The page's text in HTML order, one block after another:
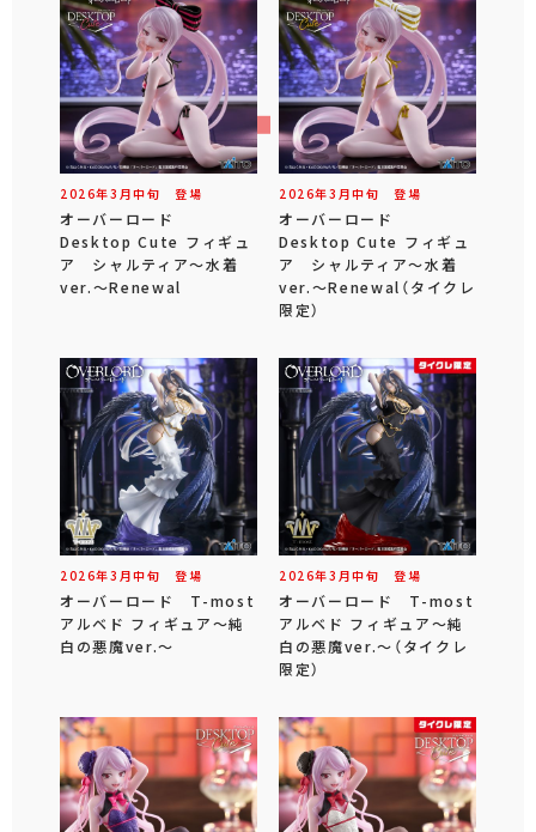
2026年3 月中旬 登場
オーバーロード
Desktop Cute フィギュ
ア シャルティア～水着
ver.～Renewal
2026年3 月中旬 登場
オーバーロード
Desktop Cute フィギュ
ア シャルティア～水着
ver.～Renewal（タイクレ
限定）
2026年3 月中旬 登場
オーバーロード T-most
アルベド フィギュア～純
白の悪魔ver.～
2026年3 月中旬 登場
オーバーロード T-most
アルベド フィギュア～純
白の悪魔ver.～（タイクレ
限定）